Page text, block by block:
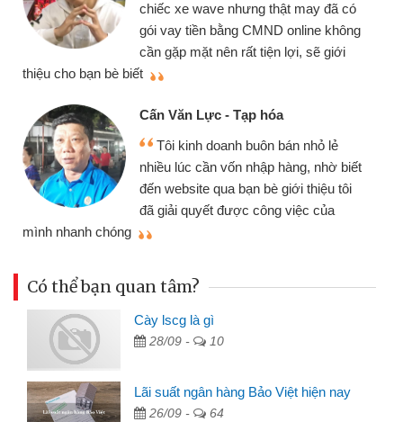
chiếc xe wave nhưng thật may đã có
gói vay tiền bằng CMND online không
cần gặp mặt nên rất tiện lợi, sẽ giới
thiệu cho bạn bè biết
Cấn Văn Lực - Tạp hóa
Tôi kinh doanh buôn bán nhỏ lẻ
nhiều lúc cần vốn nhập hàng, nhờ biết
đến website qua bạn bè giới thiệu tôi
đã giải quyết được công việc của
mình nhanh chóng
Có thể bạn quan tâm?
Cày lscg là gì
28/09 - 10
Lãi suất ngân hàng Bảo Việt hiện nay
26/09 - 64